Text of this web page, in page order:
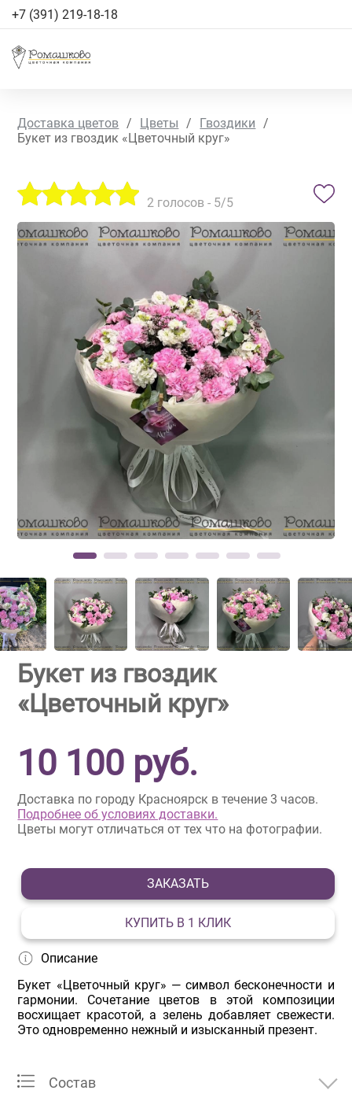
+7 (391) 219-18-18
Доставка цветов / Цветы / Гвоздики
/
Букет из гвоздик «Цветочный круг»
2 голосов - 5/5
Букет из гвоздик
«Цветочный круг»
10 100 руб.
Доставка по городу Красноярск в течение 3 часов.
Подробнее об условиях доставки.
Цветы могут отличаться от тех что на фотографии.
ЗАКАЗАТЬ
КУПИТЬ В 1 КЛИК
Описание
Букет «Цветочный круг» — символ бесконечности и
гармонии. Сочетание цветов в этой композиции
восхищает красотой, а зелень добавляет свежести.
Это одновременно нежный и изысканный презент.
Состав